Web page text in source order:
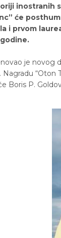
inostranih
će
i prvom
je novog
Nagradu
Boris P.